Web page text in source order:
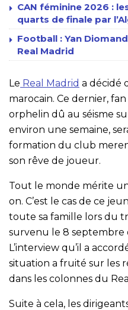
CAN féminine 2026 :
quarts de finale par
Football : Yan
Real Madrid
Le Real Madrid a décidé
marocain. Ce dernier,
orphelin dû au séisme
environ une semaine,
formation du club
son rêve de joueur.
Tout le monde mérite
on. C’est le cas de ce
toute sa famille lors du
survenu le 8 septembre
L’interview qu’il a
situation a fruité sur les
dans les colonnes du
Suite à cela, les